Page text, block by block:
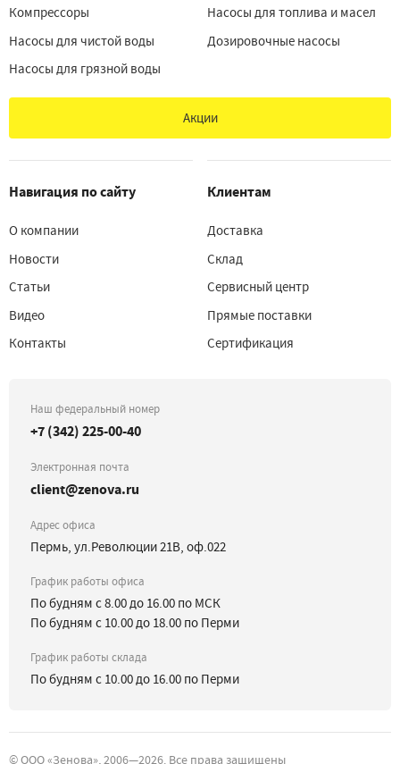
Компрессоры
Насосы для чистой воды
Насосы для грязной воды
Насосы для топлива и масел
Дозировочные насосы
Акции
Навигация по сайту
О компании
Новости
Статьи
Видео
Контакты
Клиентам
Доставка
Склад
Сервисный центр
Прямые поставки
Сертификация
Наш федеральный номер
+7 (342) 225-00-40
Электронная почта
client@zenova.ru
Адрес офиса
Пермь, ул.Революции 21В, оф.022
График работы офиса
По будням с 8.00 до 16.00 по МСК
По будням с 10.00 до 18.00 по Перми
График работы склада
По будням с 10.00 до 16.00 по Перми
©ООО «Зенова», 2006—2026. Все права защищены